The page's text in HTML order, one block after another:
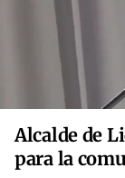
Alcalde de
para la